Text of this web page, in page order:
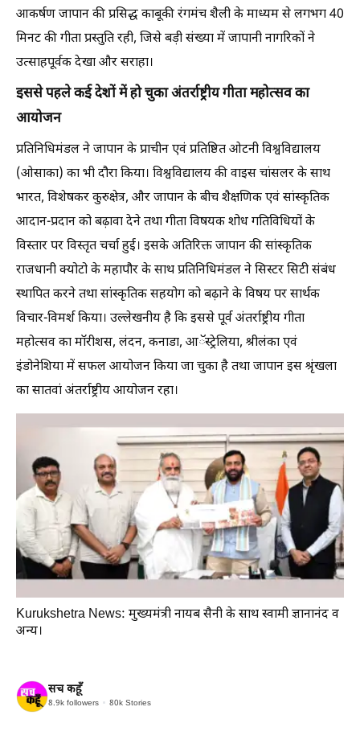
आकर्षण जापान की प्रसिद्ध काबूकी रंगमंच शैली के माध्यम से लगभग 40
मिनट की गीता प्रस्तुति रही, जिसे बड़ी संख्या में जापानी नागरिकों ने
उत्साहपूर्वक देखा और सराहा।
इससे पहले कई देशों में हो चुका अंतर्राष्ट्रीय गीता महोत्सव का
आयोजन
प्रतिनिधिमंडल ने जापान के प्राचीन एवं प्रतिष्ठित ओटनी विश्वविद्यालय
(ओसाका) का भी दौरा किया। विश्वविद्यालय की वाइस चांसलर के साथ
भारत, विशेषकर कुरुक्षेत्र, और जापान के बीच शैक्षणिक एवं सांस्कृतिक
आदान-प्रदान को बढ़ावा देने तथा गीता विषयक शोध गतिविधियों के
विस्तार पर विस्तृत चर्चा हुई। इसके अतिरिक्त जापान की सांस्कृतिक
राजधानी क्योटो के महापौर के साथ प्रतिनिधिमंडल ने सिस्टर सिटी संबंध
स्थापित करने तथा सांस्कृतिक सहयोग को बढ़ाने के विषय पर सार्थक
विचार-विमर्श किया। उल्लेखनीय है कि इससे पूर्व अंतर्राष्ट्रीय गीता
महोत्सव का मॉरीशस, लंदन, कनाडा, आॅस्ट्रेलिया, श्रीलंका एवं
इंडोनेशिया में सफल आयोजन किया जा चुका है तथा जापान इस श्रृंखला
का सातवां अंतर्राष्ट्रीय आयोजन रहा।
Kurukshetra News: मुख्यमंत्री नायब सैनी के साथ स्वामी ज्ञानानंद व
अन्य।
सच कहूँ
8.9k followers 80k Stories